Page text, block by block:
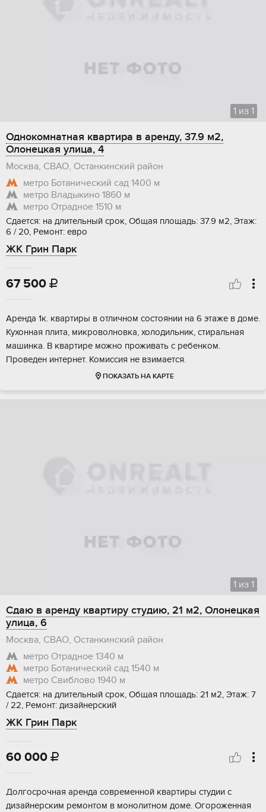
1 из 1
Однокомнатная квартира в аренду, 37.9 м2,
Олонецкая улица, 4
Москва, СВАО, Останкинский район
метро Ботанический сад 1400 м
метро Владыкино 1860 м
метро Отрадное 1510 м
Сдается: на длительный срок, Общая площадь: 37.9 м2, Этаж:
6 / 20, Ремонт: евро
ЖК Грин Парк
67 500 
Аренда 1к. квартиры в отличном состоянии на 6 этаже в доме.
Кухонная плита, микроволновка, холодильник, стиральная
машинка. В квартире можно проживать с ребенком.
Проведен интернет. Комиссия не взимается.
ПОКАЗАТЬ НА КАРТЕ
1 из 1
Сдаю в аренду квартиру студию, 21 м2, Олонецкая
улица, 6
Москва, СВАО, Останкинский район
метро Отрадное 1340 м
метро Ботанический сад 1540 м
метро Свиблово 1940 м
Сдается: на длительный срок, Общая площадь: 21 м2, Этаж: 7
/ 22, Ремонт: дизайнерский
ЖК Грин Парк
60 000 
Долгосрочная аренда современной квартиры студии с
дизайнерским ремонтом в монолитном доме. Огороженная